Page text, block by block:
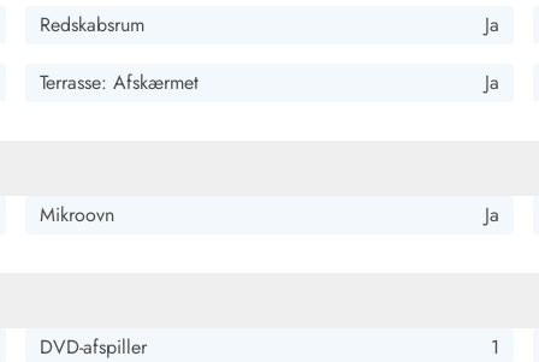
fremragende. Halloween-dekorationen var kærligt
Redskabsrum Ja
Terrasse: Afskærmet Ja
Mikroovn Ja
DVD-afspiller 1